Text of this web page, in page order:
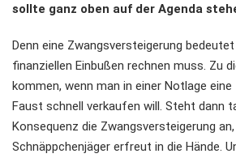
sollte ganz oben auf der Agenda
Denn eine Zwangsversteigerung
finanziellen Einbußen rechnen muss. Zu
kommen, wenn man in einer Notlage
Faust schnell verkaufen will. Steht dann
Konsequenz die Zwangsversteigerung
Schnäppchenjäger erfreut in die Hände.